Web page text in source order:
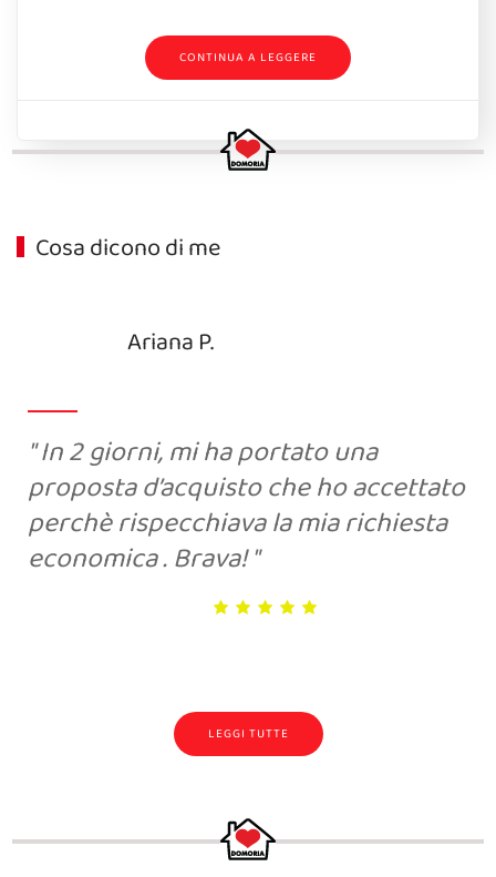
CONTINUA A LEGGERE
Cosa dicono di me
Ariana P.
In 2 giorni, mi ha portato una
proposta d’acquisto che ho accettato
perchè rispecchiava la mia richiesta
economica . Brava!
LEGGI TUTTE